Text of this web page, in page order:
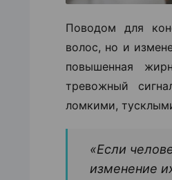
Поводом для
волос, но и
повышенная
тревожный
ломкими,
«Если
изменение